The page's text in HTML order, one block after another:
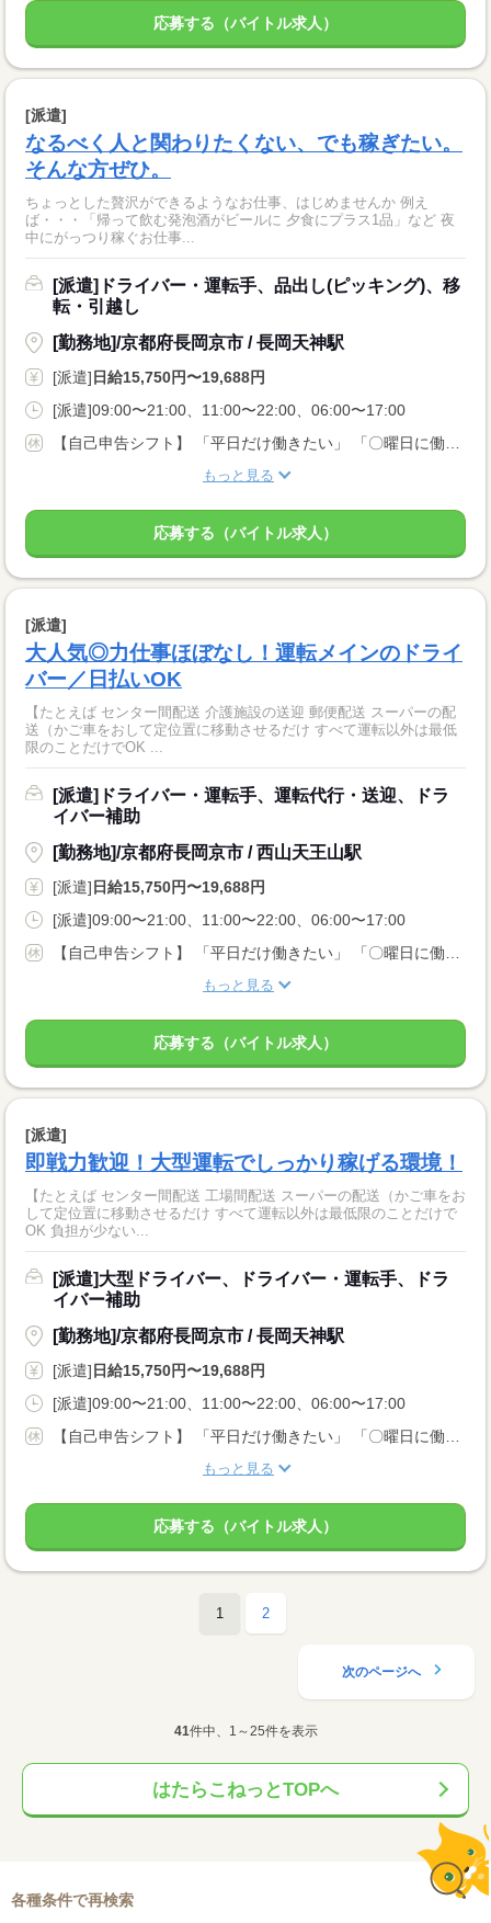
応募する（バイトル求人）
[派遣]
なるべく人と関わりたくない、でも稼ぎたい。
そんな方ぜひ。
ちょっとした贅沢ができるようなお仕事、はじめませんか 例え
ば・・・「帰って飲む発泡酒がビールに 夕食にプラス1品」など 夜
中にがっつり稼ぐお仕事...
[派遣]ドライバー・運転手、品出し(ピッキング)、移
転・引越し
[勤務地]/京都府長岡京市 / 長岡天神駅
[派遣]日給15,750円〜19,688円
[派遣]09:00〜21:00、11:00〜22:00、06:00〜17:00
もっと見る
応募する（バイトル求人）
[派遣]
大人気◎力仕事ほぼなし！運転メインのドライ
バー／日払いOK
【たとえば センター間配送 介護施設の送迎 郵便配送 スーパーの配
送（かご車をおして定位置に移動させるだけ すべて運転以外は最低
限のことだけでOK ...
[派遣]ドライバー・運転手、運転代行・送迎、ドラ
イバー補助
[勤務地]/京都府長岡京市 / 西山天王山駅
[派遣]日給15,750円〜19,688円
[派遣]09:00〜21:00、11:00〜22:00、06:00〜17:00
もっと見る
応募する（バイトル求人）
[派遣]
即戦力歓迎！大型運転でしっかり稼げる環境！
【たとえば センター間配送 工場間配送 スーパーの配送（かご車をお
して定位置に移動させるだけ すべて運転以外は最低限のことだけで
OK 負担が少ない...
[派遣]大型ドライバー、ドライバー・運転手、ドラ
イバー補助
[勤務地]/京都府長岡京市 / 長岡天神駅
[派遣]日給15,750円〜19,688円
[派遣]09:00〜21:00、11:00〜22:00、06:00〜17:00
もっと見る
応募する（バイトル求人）
1 2
次のページへ
41件中、1～25件を表示
はたらこねっとTOPへ
各種条件で再検索